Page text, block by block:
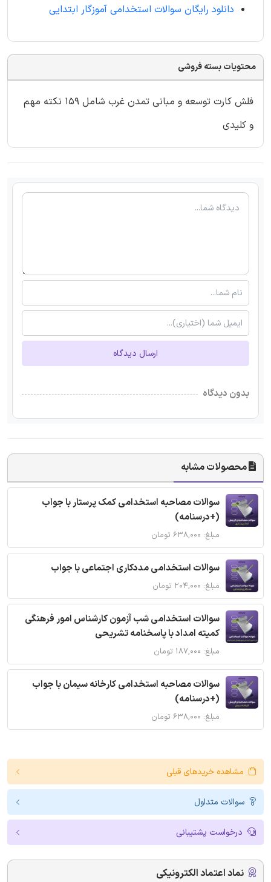
دانلود رایگان سوالات استخدامی آموزگار ابتدایی
محتویات بسته فروشی
فلش کارت توسعه و مبانی تمدن غرب شامل 159 نکته مهم
و کلیدی
ارسال دیدگاه
بدون دیدگاه
محصولات مشابه
سوالات مصاحبه استخدامی کمک پرستار با جواب
(+درسنامه)
مبلغ: ۶۳۸,۰۰۰ تومان
سوالات استخدامی مددکاری اجتماعی با جواب
مبلغ: ۲۰۴,۰۰۰ تومان
سوالات استخدامی شب آزمون کارشناس امور فرهنگی
کمیته امداد با پاسخنامه تشریحی
مبلغ: ۱۸۷,۰۰۰ تومان
سوالات مصاحبه استخدامی کارخانه سیمان با جواب
(+درسنامه)
مبلغ: ۶۳۸,۰۰۰ تومان
مشاهده خریدهای قبلی
سوالات متداول
درخواست پشتیبانی
نماد اعتماد الکترونیکی